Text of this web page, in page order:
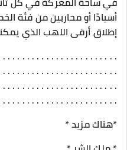
أسيادًا أو محاربين من فئة
إطلاق أرقى اللهب الذي
. . . . . . . . . . . . . . . . . . . . . . .
. . . . . . . . . . . . . . . . . . . . . . .
. . . . . . . . . . . . . . . . . . . . . . .
. . . . . . . . . . . . . . . . . . . . . . .
*هناك مزيد *